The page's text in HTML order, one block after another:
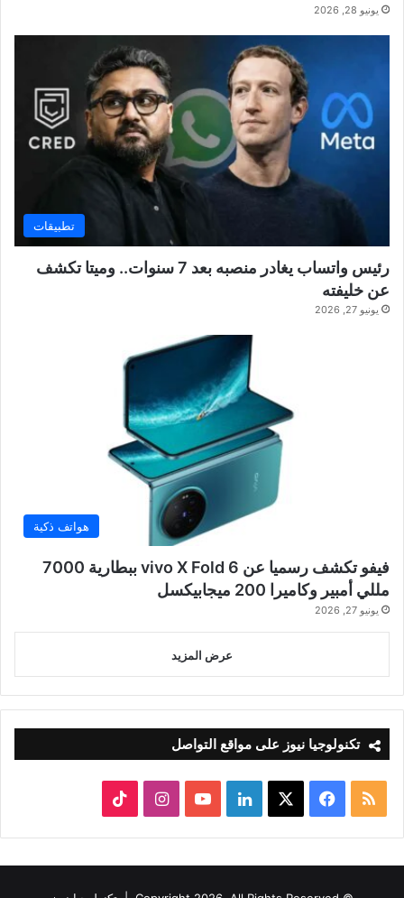
يونيو 28, 2026
تطبيقات
رئيس واتساب يغادر منصبه بعد 7 سنوات.. وميتا تكشف
عن خليفته
يونيو 27, 2026
هواتف ذكية
فيفو تكشف رسميا عن vivo X Fold 6 ببطارية 7000
مللي أمبير وكاميرا 200 ميجابيكسل
يونيو 27, 2026
عرض المزيد
تكنولوجيا نيوز على مواقع التواصل
ملخص
الموقع
RSS
فيسبوك لينكدإن‫YouTubeانستقرام